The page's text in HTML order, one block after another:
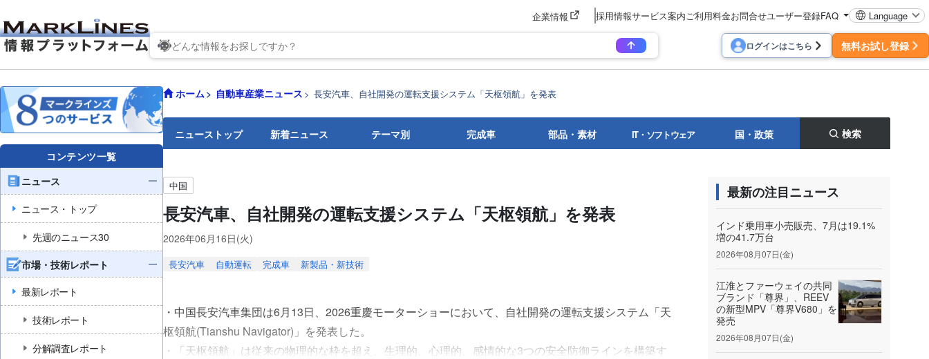
企業情報 採用情報サービス案内 ご利用料金お問合せユーザー登録FAQ Language
ログインはこちら 無料お試し登録
コンテンツ一覧
ニュース
ニュース・トップ
先週のニュース30
市場・技術レポート
最新レポート
技術レポート
分解調査レポート
ホーム 自動車産業ニュース 長安汽車、自社開発の運転支援システム「天枢領航」を発表
ニューストップ 新着ニュース テーマ別 完成車 部品・素材 IT・ソフトウェア 国・政策 検索
中国
長安汽車、自社開発の運転支援システム「天枢領航」を発表
2026年06月16日(火)
長安汽車 自動運転 完成車 新製品・新技術
・中国長安汽車集団は6月13日、2026重慶モーターショーにおいて、自社開発の運転支援システム「天
枢領航(Tianshu Navigator)」を発表した。
・「天枢領航」は従来の物理的な枠を超え、生理的、心理的、感情的な3つの安全防御ラインを構築す
最新の注目ニュース
インド乗用車小売販売、7月は19.1%
増の41.7万台
2026年08月07日(金)
江淮とファーウェイの共同
ブランド「尊界」、REEV
の新型MPV「尊界V680」を
発売
2026年08月07日(金)